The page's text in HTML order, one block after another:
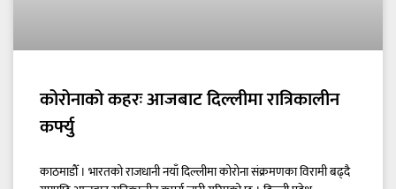
कोरोनाको कहरः आजबाट दिल्लीमा रात्रिकालीन
कर्फ्यु
काठमाडौँ । भारतको राजधानी नयाँ दिल्लीमा कोरोना संक्रमणका विरामी बढ्दै